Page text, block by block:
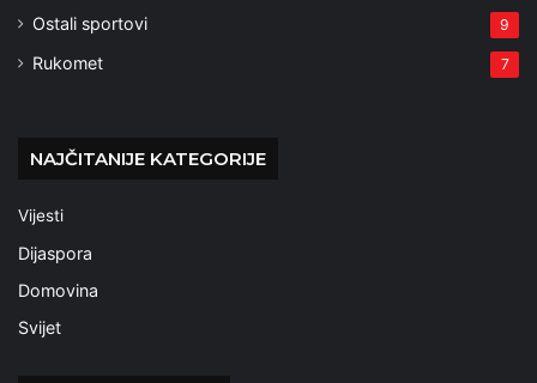
Ostali sportovi 9
Rukomet 7
NAJČITANIJE KATEGORIJE
Vijesti
Dijaspora
Domovina
Svijet